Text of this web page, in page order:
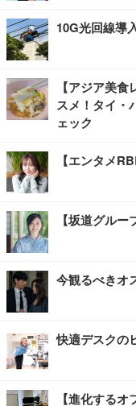
10G光回線導
【アジア美
スメ！タイ・
ェック
【エンタメ
【坂道グル
今観るべきオ
快適デスクの
【進化するオ